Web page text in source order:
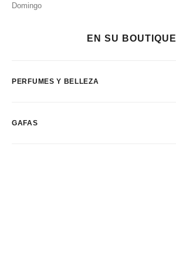
Domingo
EN SU BOUTIQUE
PERFUMES Y BELLEZA
GAFAS